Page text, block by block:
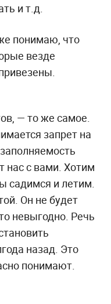
и т.д.
понимаю, что
везде
— то же самое.
запрет на
нас с вами. Хотим
садимся и летим.
Он не будет
невыгодно. Речь
назад. Это
понимают.